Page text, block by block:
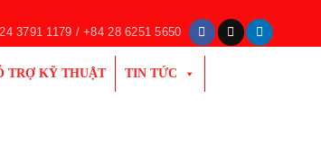
3791 1179 / +84 28 6251 5650
TRỢ KỸ THUẬT TIN TỨC